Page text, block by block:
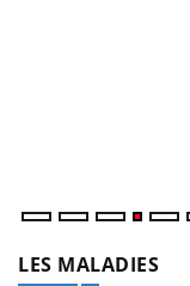
LES MALADIES